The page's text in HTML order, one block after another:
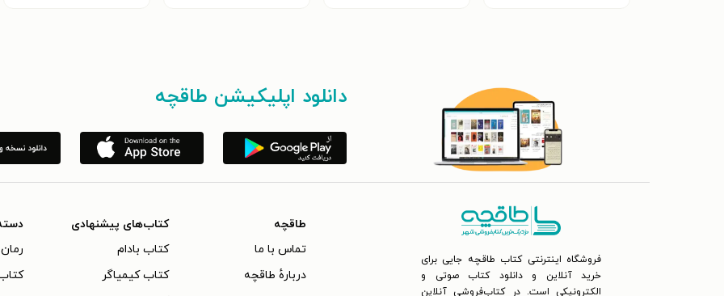
دانلود اپلیکیشن طاقچه
فروشگاه اینترنتی کتاب طاقچه جایی برای
خرید آنلاین و دانلود کتاب صوتی و
الکترونیکی است. در کتاب‌فروشی آنلاین
طاقچه
تماس با ما
دربارهٔ طاقچه
کتاب‌های پیشنهادی
کتاب بادام
کتاب کیمیاگر